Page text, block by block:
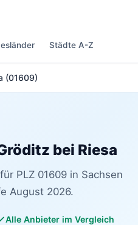
Städte A-Z
(01609)
bei Riesa
PLZ 01609 in Sachsen
August 2026.
Alle Anbieter im Vergleich